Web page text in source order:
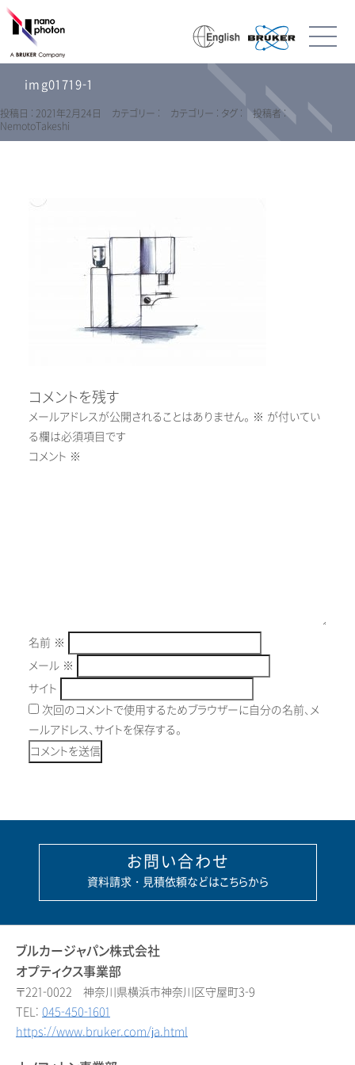
img01719-1
投稿日 : 2021年2月24日 カテゴリー : カテゴリー : タグ :
投稿者 :
NemotoTakeshi
コメントを残す
メールアドレスが公開されることはありません。 ※ が付いてい
る欄は必須項目です
コメント ※
名前 ※
メール ※
サイト
次回のコメントで使用するためブラウザーに自分の名前、メ
ールアドレス、サイトを保存する。
お問い合わせ
資料請求・見積依頼などはこちらから
ブルカージャパン株式会社
オプティクス事業部
〒221-0022 神奈川県横浜市神奈川区守屋町3-9
TEL: 045-450-1601
https://www.bruker.com/ja.html